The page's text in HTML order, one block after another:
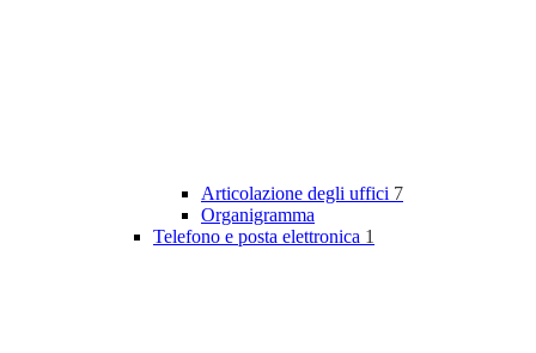
Articolazione degli uffici 7
Organigramma
Telefono e posta elettronica 1